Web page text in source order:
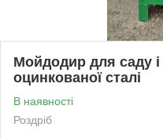
Мойдодир для саду і
оцинкованої сталі
В наявності
Роздріб